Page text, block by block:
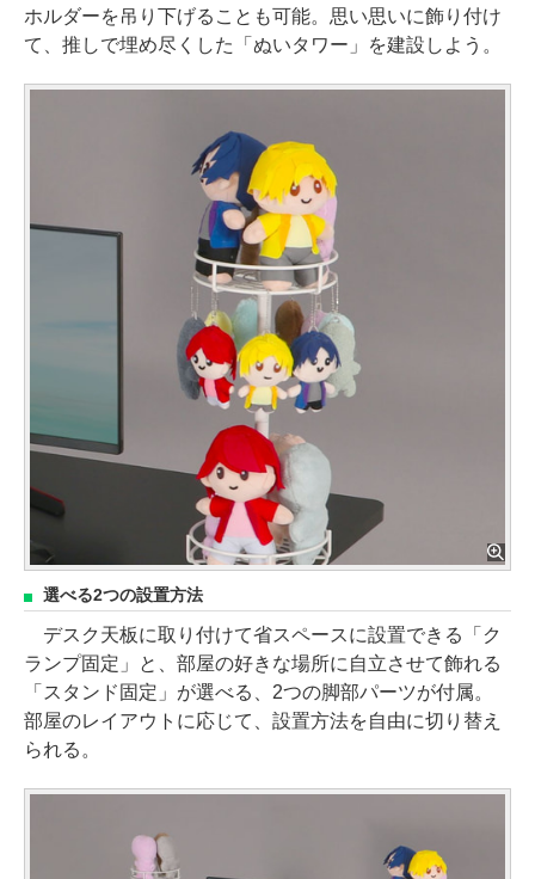
ホルダーを吊り下げることも可能。思い思いに飾り付け
て、推しで埋め尽くした「ぬいタワー」を建設しよう。
選べる2つの設置方法
デスク天板に取り付けて省スペースに設置できる「ク
ランプ固定」と、部屋の好きな場所に自立させて飾れる
「スタンド固定」が選べる、2つの脚部パーツが付属。
部屋のレイアウトに応じて、設置方法を自由に切り替え
られる。